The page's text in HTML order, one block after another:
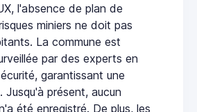
l'absence de plan de
miniers ne doit pas
La commune est
par des experts en
garantissant une
Jusqu'à présent, aucun
été enregistré. De plus, les